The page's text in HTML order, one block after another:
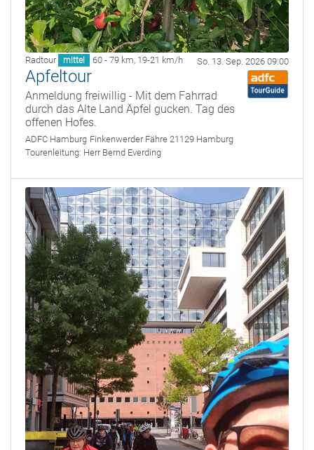
Radtour mittel 60 - 79 km, 19-21 km/h So. 13. Sep. 2026 09:00
Apfeltour
Anmeldung freiwillig - Mit dem Fahrrad
durch das Alte Land Äpfel gucken. Tag des
offenen Hofes.
ADFC Hamburg Finkenwerder Fähre 21129 Hamburg
Tourenleitung: Herr Bernd Everding